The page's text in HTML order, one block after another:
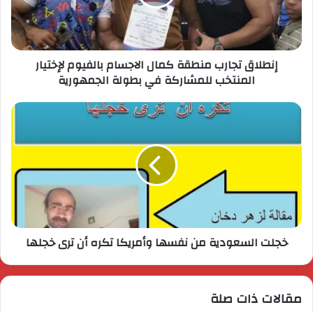
إنطلاق تجارب منطقة كمال الاجسام بالفيوم لإختيار
المنتخب للمشاركة في بطولة الجمهورية
خجلت السعودية من نفسها وأمريكا تكره أن ترى خجلها
مقالات ذات صلة